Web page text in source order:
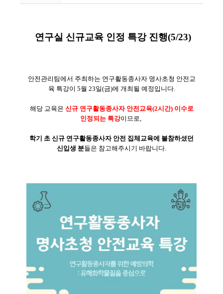
연구실 신규교육 인정 특강 진행(5/23)
안전관리팀에서 주최하는 연구활동종사자 명사초청 안전교
육 특강이 5월 23일(금)에 개최될 예정입니다.
해당 교육은 신규 연구활동종사자 안전교육(2시간) 이수로
인정되는 특강이므로,
학기 초 신규 연구활동종사자 안전 집체교육에 불참하셨던
신입생 분들은 참고해주시기 바랍니다.